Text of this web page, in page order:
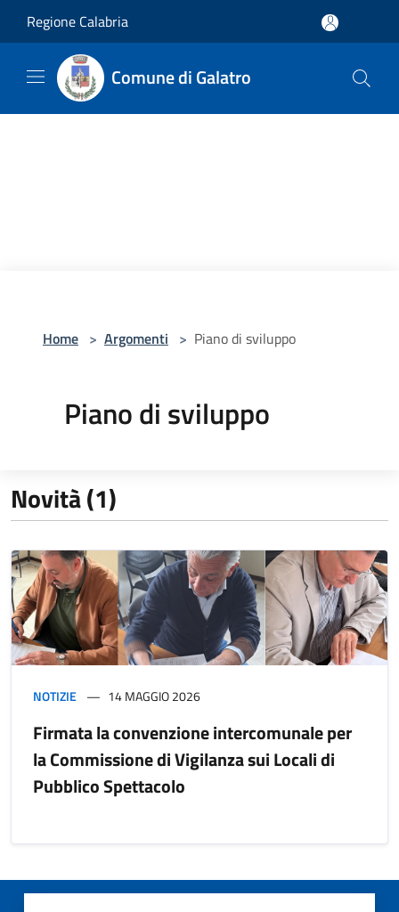
Regione Calabria
Comune di Galatro
Home > Argomenti > Piano di sviluppo
Piano di sviluppo
Novità (1)
NOTIZIE 14 MAGGIO 2026
Firmata la convenzione intercomunale per
la Commissione di Vigilanza sui Locali di
Pubblico Spettacolo